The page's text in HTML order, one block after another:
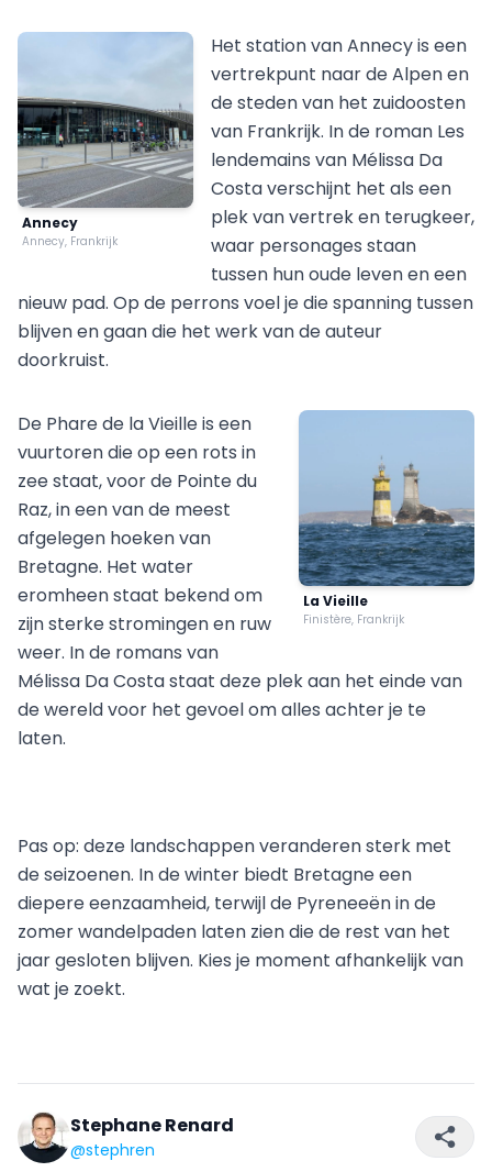
Annecy
Annecy, Frankrijk
Het station van Annecy is een
vertrekpunt naar de Alpen en
de steden van het zuidoosten
van Frankrijk. In de roman Les
lendemains van Mélissa Da
Costa verschijnt het als een
plek van vertrek en terugkeer,
waar personages staan
tussen hun oude leven en een
nieuw pad. Op de perrons voel je die spanning tussen
blijven en gaan die het werk van de auteur
doorkruist.
La Vieille
Finistère, Frankrijk
De Phare de la Vieille is een
vuurtoren die op een rots in
zee staat, voor de Pointe du
Raz, in een van de meest
afgelegen hoeken van
Bretagne. Het water
eromheen staat bekend om
zijn sterke stromingen en ruw
weer. In de romans van
Mélissa Da Costa staat deze plek aan het einde van
de wereld voor het gevoel om alles achter je te
laten.
Pas op: deze landschappen veranderen sterk met
de seizoenen. In de winter biedt Bretagne een
diepere eenzaamheid, terwijl de Pyreneeën in de
zomer wandelpaden laten zien die de rest van het
jaar gesloten blijven. Kies je moment afhankelijk van
wat je zoekt.
Stephane Renard
@stephren